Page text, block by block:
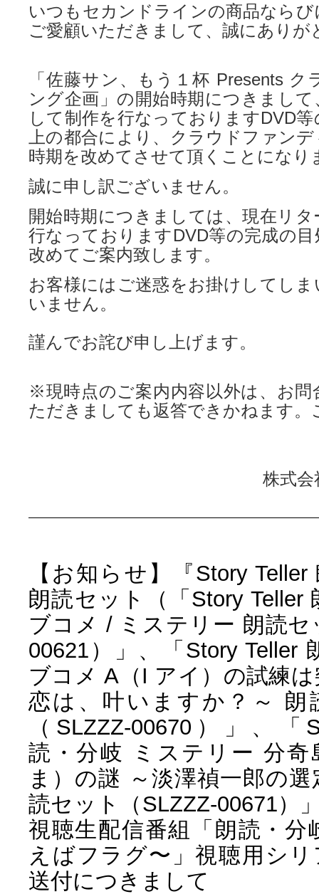
いつもセカンドラインの商品なら
ご愛顧いただきまして、誠にありが
「佐藤サン、もう１杯 Presents
ング企画」の開始時期につきまし
して制作を行なっておりますDVD
上の都合により、クラウドファン
時期を改めてさせて頂くことになり
誠に申し訳ございません。
開始時期につきましては、現在リ
行なっておりますDVD等の完成の
改めてご案内致します。
お客様にはご迷惑をお掛けしてし
いません。
謹んでお詫び申し上げます。
※現時点のご案内内容以外は、お問
ただきましても返答できかねます。
株式
【お知らせ】『Story
朗読セット（「Story Teller
ブコメ / ミステリー 朗読セ
00621）」、「Story Teller
ブコメ A（I アイ）の試練
恋は、叶いますか？～ 朗
（SLZZZ-00670）」、「
読・分岐 ミステリー 分奇
ま）の謎 ～淡澤禎一郎の
読セット（SLZZZ-00671）
視聴生配信番組「朗読・分
えばフラグ〜」視聴用シ
送付につきまして